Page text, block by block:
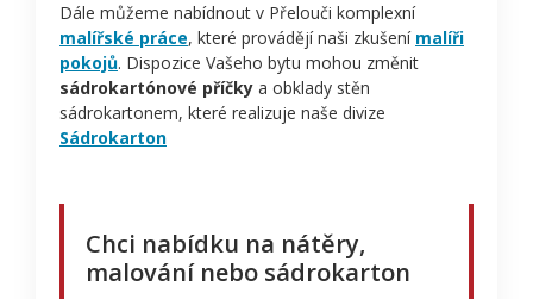
Dále můžeme nabídnout v Přelouči komplexní
malířské práce, které provádějí naši zkušení malíři
pokojů. Dispozice Vašeho bytu mohou změnit
sádrokartónové příčky a obklady stěn
sádrokartonem, které realizuje naše divize
Sádrokarton
Chci nabídku na nátěry,
malování nebo sádrokarton